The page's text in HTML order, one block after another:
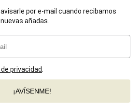
por e-mail cuando recibamos
añadas.
privacidad
¡AVÍSENME!